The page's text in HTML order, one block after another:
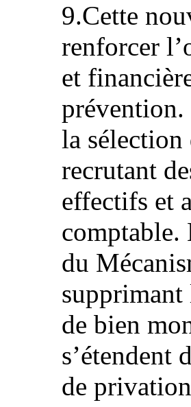
9.Cette
renforcer
et
prévention.
la sélection
recrutant
effectifs et
comptable.
du
supprimant
de bien
s’étendent
de